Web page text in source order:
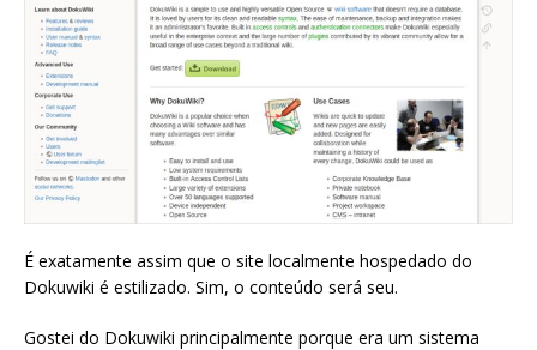
É exatamente assim que o site localmente hospedado do
Dokuwiki é estilizado. Sim, o conteúdo será seu.
Gostei do Dokuwiki principalmente porque era um sistema